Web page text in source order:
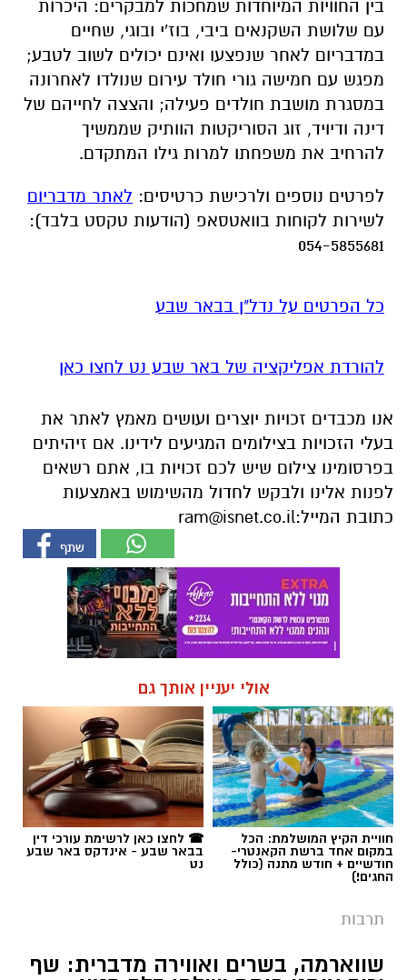
במסגרת מושבת חולדים פעילה; והצצה לחייהם של
דינה ודיויד, זוג הסוריקטות הוותיק שממשיך
להרחיב את משפחתו למרות גילו המתקדם.
לפרטים נוספים ולרכישת כרטיסים:לאתר מדבריום
לשירות לקוחות בוואטסאפ (הודעות טקסט בלבד):
054-5855681
כל הפרטים על נדל"ן בבאר שבע
בפרסומינו צילום שיש לכם זכויות בו, אתם רשאים
כתובת המייל:ram@isnet.co.il
אולי יעניין אותך גם
חוויית הקיץ המושלמת: הכל
במקום אחד ברשת הקאנטרי-
חודשיים + חודש מתנה (כולל
החגים!)
☎ לחצו כאן לרשימת עורכי דין
בבאר שבע - אינדקס באר שבע
נט
תרבות
שווארמה, בשרים ואווירה מדברית: שף
תמרים בערבה
הקולינריה החדש Route90 Wildgrilled במושב